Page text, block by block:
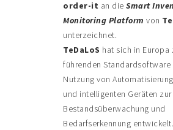
order-it an dieSmart
Monitoring Platform von
unterzeichnet.
TeDaLoS hat sich in Europa
führenden
Nutzung von
und intelligenten Geräten zur
Bestandsüberwachung und
Bedarfserkennung